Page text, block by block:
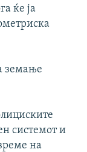
ќе ја
земање
системот и
на